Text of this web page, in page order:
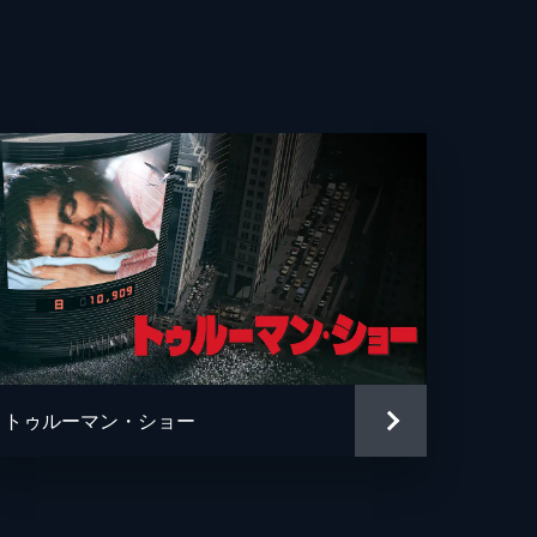
ー・ヘルナンデス
ヴェレット・スコット
・フェイ
・ガプトン
・ペンス
トゥルーマン・ショー